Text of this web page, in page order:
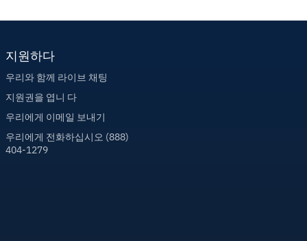
지원하다
우리와 함께 라이브 채팅
지원권을 엽니 다
우리에게 이메일 보내기
우리에게 전화하십시오 (888)
404-1279